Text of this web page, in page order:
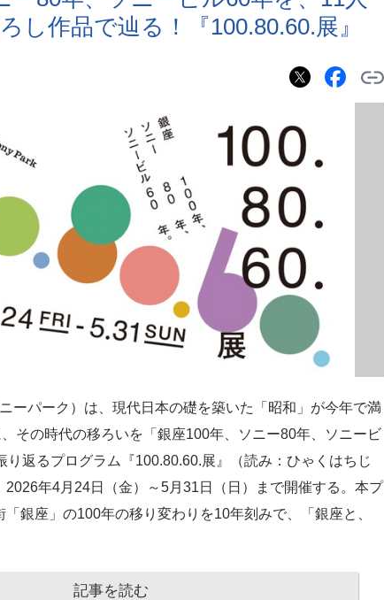
し作品で辿る！『100.80.60.展』
ーパーク）は、現代日本の礎を築いた「昭和」が今年で満
その時代の移ろいを「銀座100年、ソニー80年、ソニービ
り返るプログラム『100.80.60.展』（読み：ひゃくはちじ
2026年4月24日（金）～5月31日（日）まで開催する。本プ
銀座」の100年の移り変わりを10年刻みで、「銀座と、
記事を読む